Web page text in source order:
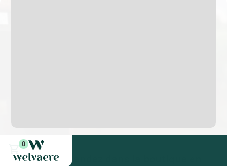
0
Commandez dans la boutique en